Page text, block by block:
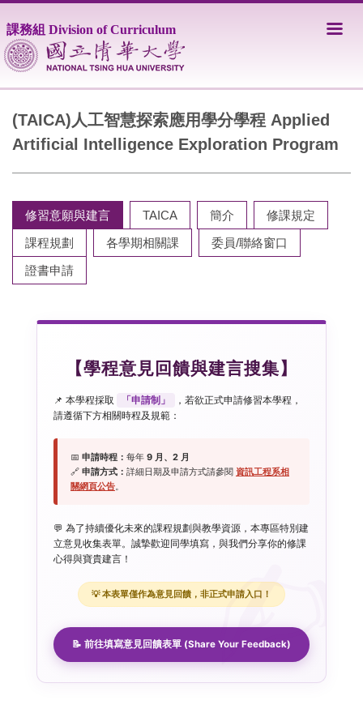
到
主
要
區
課務組 Division of Curriculum
(TAICA)人工智慧探索應用學分學程 Applied
Artificial Intelligence Exploration Program
修習意願與建言 TAICA 簡介
修課規定
課程規劃
各學期相關課
委員/聯絡窗口
證書申請
【學程意見回饋與建言搜集】
📌 本學程採取 「申請制」
，若欲正式申請修習本學程，
請遵循下方相關時程及規範：
📅 申請時程： 每年 9 月、2 月
🔗 申請方式： 詳細日期及申請方式請參閱 資訊工程系相
關網頁公告。
💬 為了持續優化未來的課程規劃與教學資源，本專區特別建
立意見收集表單。誠摯歡迎同學填寫，與我們分享你的修課
心得與寶貴建言！
💡 本表單僅作為意見回饋，非正式申請入口！
📝 前往填寫意見回饋表單 (Share Your Feedback)